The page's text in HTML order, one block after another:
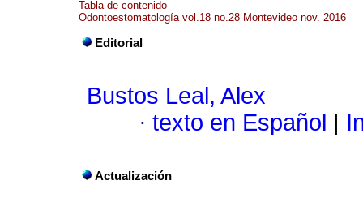
Tabla de contenido
Odontoestomatología vol.18 no.28 Montevideo nov. 2016
Editorial
Bustos Leal, Alex
· texto en Español
Actualización